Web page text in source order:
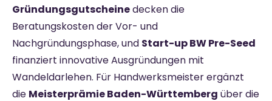
Gründungsgutscheinedecken die
Beratungskosten der Vor- und
Nachgründungsphase, und Start-up BW Pre-Seed
finanziert innovative Ausgründungen mit
Wandeldarlehen. Für Handwerksmeister ergänzt
die Meisterprämie Baden-Württemberg über die